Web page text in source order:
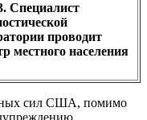
Специалист
проводит
местного населения
сил США, помимо